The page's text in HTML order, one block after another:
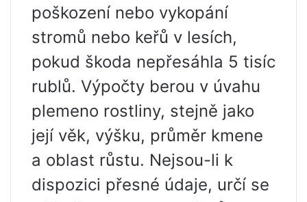
poškození nebo vykopání
stromů nebo keřů v lesích,
pokud škoda nepřesáhla 5 tisíc
rublů. Výpočty berou v úvahu
plemeno rostliny, stejně jako
její věk, výšku, průměr kmene
a oblast růstu. Nejsou-li k
dispozici přesné údaje, určí se